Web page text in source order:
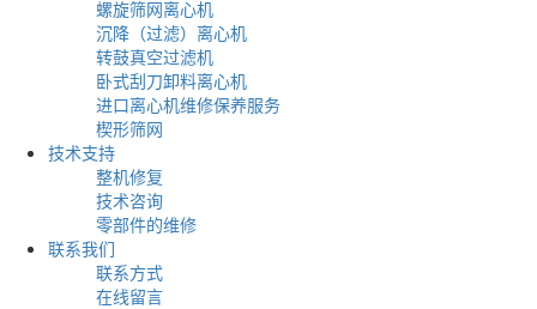
螺旋筛网离心机
沉降（过滤）离心机
转鼓真空过滤机
卧式刮刀卸料离心机
进口离心机维修保养服务
楔形筛网
技术支持
整机修复
技术咨询
零部件的维修
联系我们
联系方式
在线留言